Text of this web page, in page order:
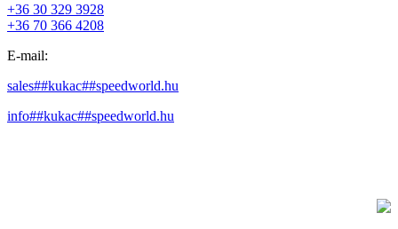
+36 30 329 3928
+36 70 366 4208
E-mail:
sales##kukac##speedworld.hu
info##kukac##speedworld.hu